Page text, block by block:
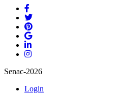
Senac-2026
Login